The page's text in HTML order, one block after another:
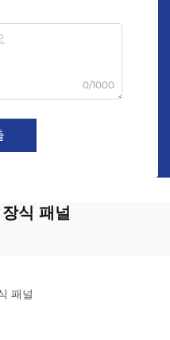
0/1000
식 패널
패널